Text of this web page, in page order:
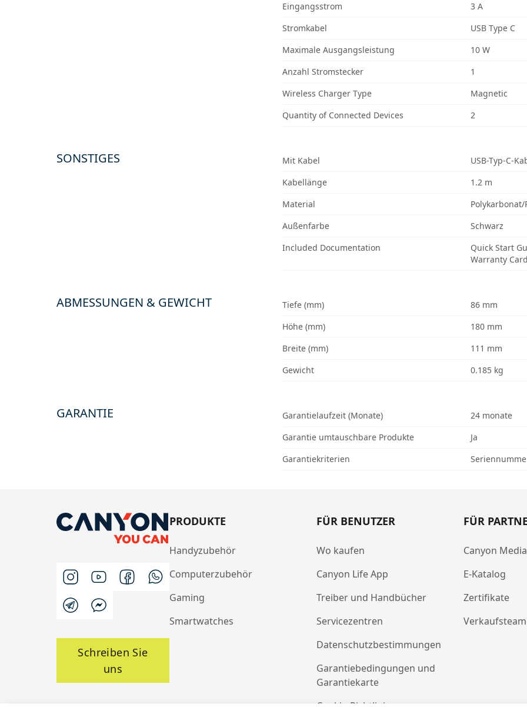
Eingangsstrom
3 A
Stromkabel
USB Type C
Maximale Ausgangsleistung
10 W
Anzahl Stromstecker
1
Wireless Charger Type
Magnetic
Quantity of Connected Devices
2
SONSTIGES Mit Kabel
USB-Typ-C-
Kabellänge
1.2 m
Material
Außenfarbe
Schwarz
Included Documentation
Quick Start
Warranty
ABMESSUNGEN & GEWICHT Tiefe (mm)
86 mm
Höhe (mm)
180 mm
Breite (mm)
111 mm
Gewicht
0.185 kg
GARANTIE Garantielaufzeit (Monate)
24 monate
Garantie umtauschbare Produkte
Ja
Garantiekriterien
Schreiben Sie
uns
PRODUKTE
Handyzubehör
Computerzubehör
Gaming
Smartwatches
FÜR BENUTZER
Wo kaufen
Canyon Life App
Treiber und Handbücher
Servicezentren
Datenschutzbestimmungen
Garantiebedingungen und
Garantiekarte
FÜR
Canyon
E-Katalog
Zertifikate